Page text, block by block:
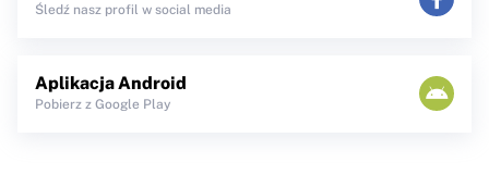
Śledź nasz profil w social media
Aplikacja Android
Pobierz z Google Play